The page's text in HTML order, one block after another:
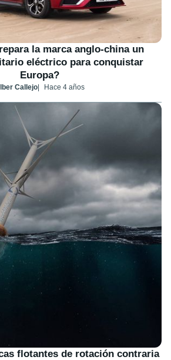
la marca anglo-china un
eléctrico para conquistar
Europa?
Callejo Hace 4 años
flotantes de rotación contraria